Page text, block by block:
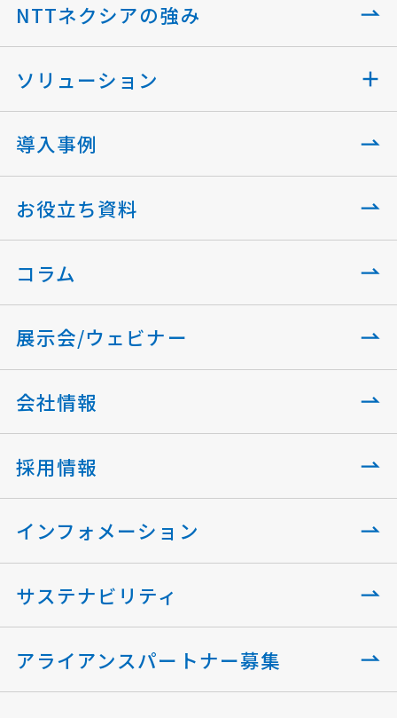
NTTネクシアの強み
ソリューション
導入事例
お役立ち資料
コラム
展示会/ウェビナー
会社情報
採用情報
インフォメーション
サステナビリティ
アライアンスパートナー募集